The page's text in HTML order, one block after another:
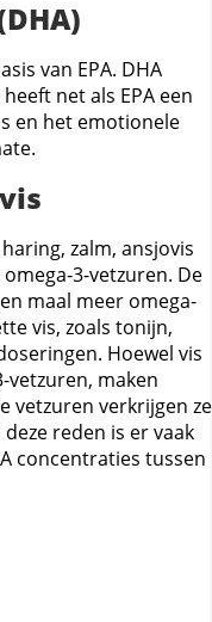
van EPA. DHA
net als EPA een
en het emotionele
zalm, ansjovis
3-vetzuren. De
maal meer omega-
vis, zoals tonijn,
Hoewel vis
vetzuren, maken
vetzuren verkrijgen ze
reden is er vaak
concentraties tussen